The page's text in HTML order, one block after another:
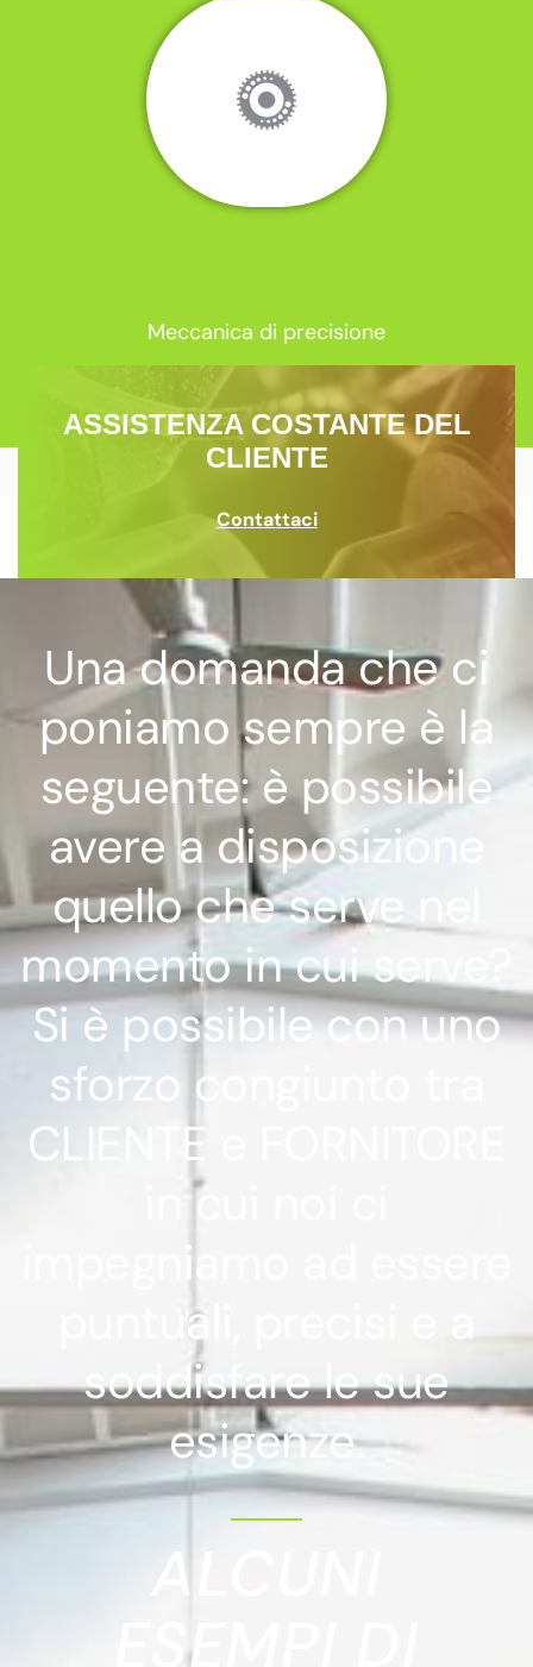
Meccanica di precisione
ASSISTENZA COSTANTE DEL
CLIENTE
Contattaci
Una domanda che ci
poniamo sempre è la
seguente: è possibile
avere a disposizione
quello che serve nel
momento in cui serve?
Si è possibile con uno
sforzo congiunto tra
CLIENTE e FORNITORE
in cui noi ci
impegniamo ad essere
puntuali, precisi e a
soddisfare le sue
esigenze.
ALCUNI
ESEMPI DI